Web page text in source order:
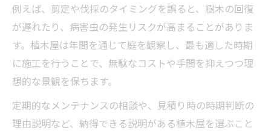
例えば、剪定や伐採のタイミングを誤ると、樹木の回復
が遅れたり、病害虫の発生リスクが高まることがありま
す。植木屋は年間を通じて庭を観察し、最も適した時期
に施工を行うことで、無駄なコストや手間を抑えつつ理
想的な景観を保ちます。
定期的なメンテナンスの相談や、見積り時の時期判断の
理由説明など、納得できる説明がある植木屋を選ぶこと